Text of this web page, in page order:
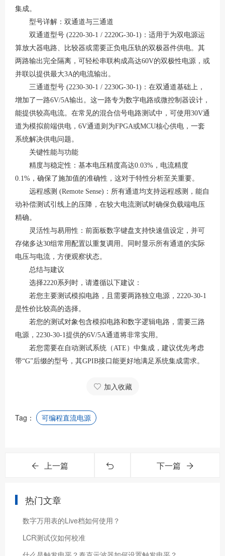
集成。
型号详解：双通道与三通道
双通道型号 (2220-30-1 / 2220G-30-1)：适用于为双电源运
算放大器电路、比较器或需要正负电压轨的双极器件供电。其
两路输出完全隔离，可轻松串联构成高达60V的双极性电源，或
并联以提供最大3A的电流输出 。
三通道型号 (2230-30-1 / 2230G-30-1)：在双通道基础上，
增加了一路6V/5A输出。这一路专为数字电路或微控制器设计，
能提供较高电流。在常见的混合信号电路测试中，可使用30V通
道为模拟前端供电，6V通道则为FPGA或MCU核心供电，一套
系统解决供电问题。
关键性能与功能
精度与稳定性：基本电压精度高达0.03%，电流精度
0.1%，确保了施加值的准确性，这对于特性分析至关重要。
远程感测 (Remote Sense)：所有通道均支持远程感测，能自
动补偿测试引线上的压降，在较大电流测试时确保负载端电压
精确。
灵活性与易用性：前面板数字键盘支持快速值设定，并可
存储多达30组常用配置以重复调用 。同时显示所有通道的实际
电压与电流，方便观察状态。
总结与建议
选择2220系列时，请遵循以下建议：
若您主要测试模拟电路，且需要两路独立电源， 2220-30-1
是性价比较高的选择。
若您的测试对象包含模拟电路和数字逻辑电路，需要三路
电源， 2230-30-1提供的6V/5A通道将非常实用。
若您需要在自动测试系统（ATE）中集成，建议优先考虑
带“G”后缀的型号，其GPIB接口能更好地满足系统集成需求。
加入收藏
Tag： 可编程直流电源
上一篇 下一篇
热门文章
数字万用表的Live档如何使用？
LCR测试仪如何校准